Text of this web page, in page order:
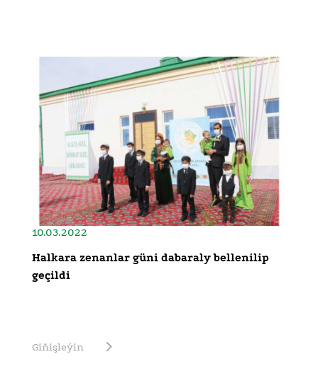
10.03.2022
Halkara zenanlar güni dabaraly bellenilip
geçildi
Giňişleýin